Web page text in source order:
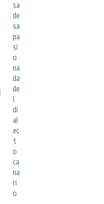
sa
de
sa
pa
si
o
na
da
de
di
al
ec
t
o
ca
na
ri
o